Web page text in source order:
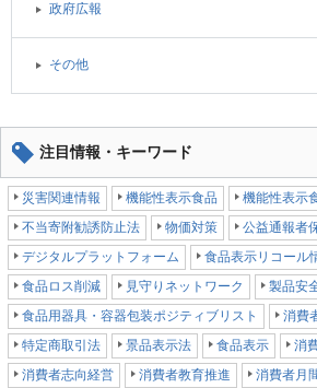
政府広報
その他
注目情報・キーワード
災害関連情報 機能性表示食品
機能性表示
不当寄附勧誘防止法
物価対策
公益通報者
デジタルプラットフォーム
食品表示リコール
食品ロス削減
見守りネットワーク
製品安
食品用器具・容器包装ポジティブリスト
消費
特定商取引法
景品表示法 食品表示
消
消費者志向経営
消費者教育推進
消費者月